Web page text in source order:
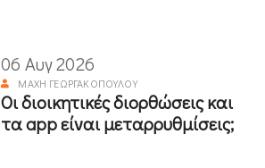
06 Αυγ 2026
ΜΆΧΗ ΓΕΩΡΓΑΚΟΠΟΎΛΟΥ
Οι διοικητικές διορθώσεις και
τα app είναι μεταρρυθμίσεις;